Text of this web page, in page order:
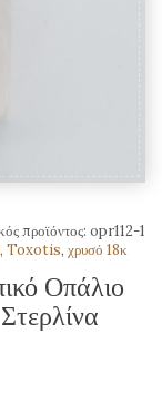
προϊόντος: opr112-1
, Toxotis, χρυσό 18κ
Οπάλιο